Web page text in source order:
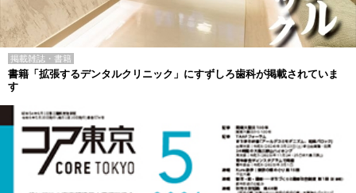
掲載雑誌・書籍
書籍「拡張するデンタルクリニック」にすずしろ歯科が掲載されていま
す